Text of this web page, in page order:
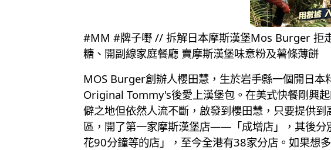
#MM #牌子嘢 // 拆解日本摩斯漢堡Mos Burger 拒
糖、開副線家庭餐廳 賣摩斯漢堡味意粉及薯條薄餅
MOS Burger創辦人櫻田慧，生於岩手縣一個開日
Original Tommy's後愛上漢堡包。在美式快餐剛興
僻之地但依然人流不斷，啟發到櫻田慧，只要提供
區，開了第一家摩斯漢堡店——「成增店」，其後分
花90分鐘等的店」，至今全港有38家分店。如果想